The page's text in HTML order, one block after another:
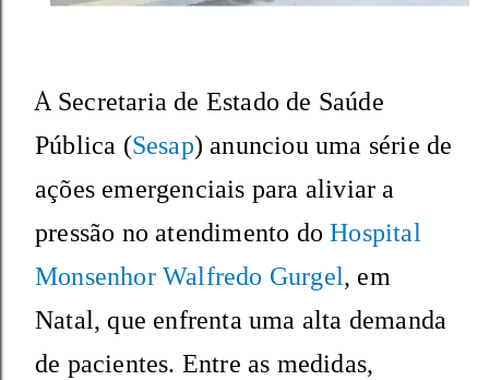
A Secretaria de Estado de Saúde
Pública (Sesap) anunciou uma série de
ações emergenciais para aliviar a
pressão no atendimento doHospital
Monsenhor Walfredo Gurgel, em
Natal, que enfrenta uma alta demanda
de pacientes. Entre as medidas,